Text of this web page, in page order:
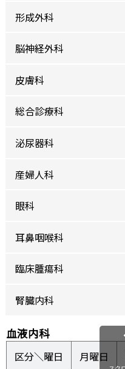
形成外科
脳神経外科
皮膚科
総合診療科
泌尿器科
産婦人科
眼科
耳鼻咽喉科
臨床腫瘍科
腎臓内科
血液内科
区分＼曜日 月曜日